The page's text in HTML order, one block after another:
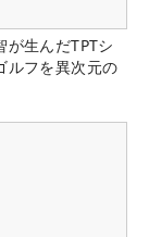
が生んだTPTシ
ルフを異次元の